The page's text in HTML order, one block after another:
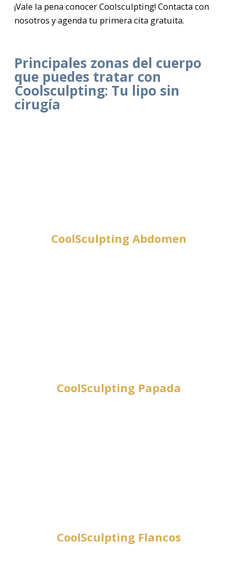
¡Vale la pena conocer Coolsculpting! Contacta con
nosotros y agenda tu primera cita gratuita.
Principales zonas del cuerpo
que puedes tratar con
Coolsculpting: Tu lipo sin
cirugía
CoolSculpting Abdomen
CoolSculpting Papada
CoolSculpting Flancos